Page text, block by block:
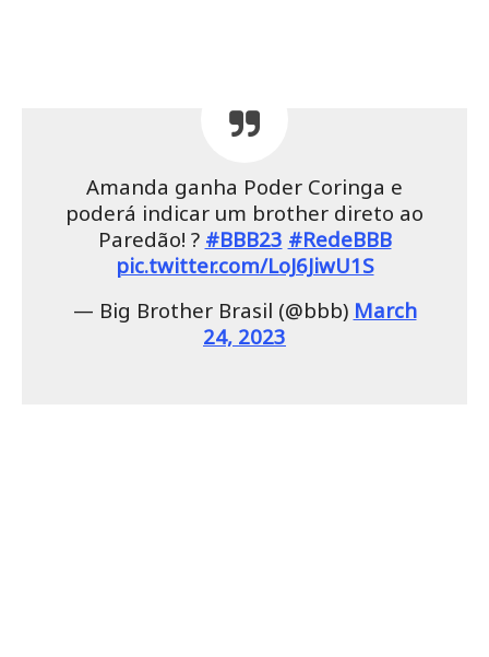
Amanda ganha Poder Coringa e
poderá indicar um brother direto ao
Paredão! ? #BBB23 #RedeBBB
pic.twitter.com/LoJ6JiwU1S
— Big Brother Brasil (@bbb) March
24, 2023